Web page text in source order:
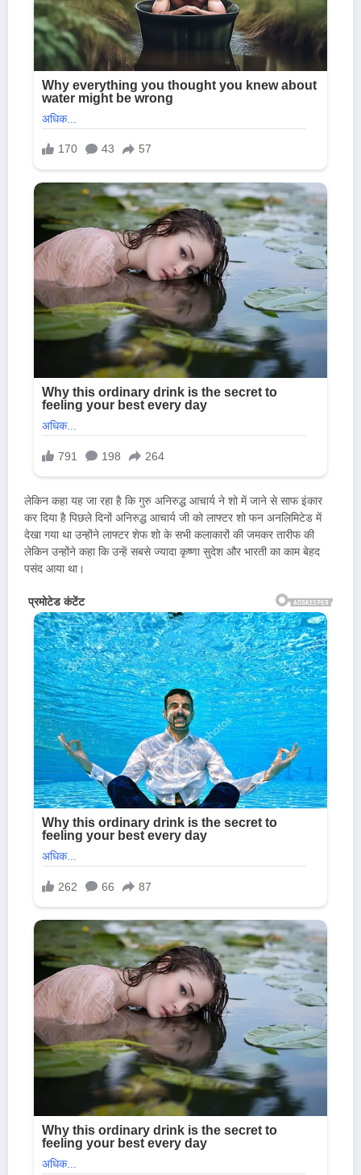
लेकिन कहा यह जा रहा है कि गुरु अनिरुद्ध आचार्य ने शो में जाने से साफ इंकार
कर दिया है पिछले दिनों अनिरुद्ध आचार्य जी को लाफ्टर शो फन अनलिमिटेड में
देखा गया था उन्होंने लाफ्टर शेफ शो के सभी कलाकारों की जमकर तारीफ की
लेकिन उन्होंने कहा कि उन्हें सबसे ज्यादा कृष्णा सुदेश और भारती का काम बेहद
पसंद आया था।